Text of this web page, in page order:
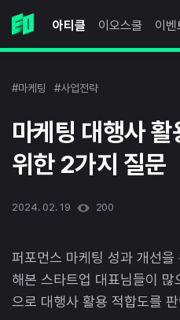
아티클 이오스쿨 이벤
#마케팅 #사업전략
마케팅 대행사
위한 2가지 질문
2024. 02. 19 200
퍼포먼스 마케팅 성과 개선을
해본 스타트업 대표님들이
으로 대행사 활용 적합도를